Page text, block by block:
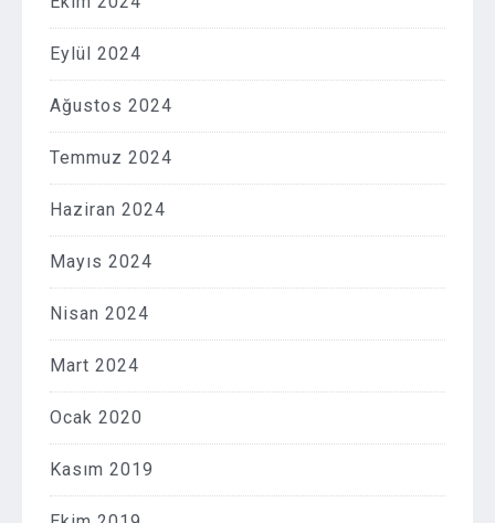
Eylül 2024
Ağustos 2024
Temmuz 2024
Haziran 2024
Mayıs 2024
Nisan 2024
Mart 2024
Ocak 2020
Kasım 2019